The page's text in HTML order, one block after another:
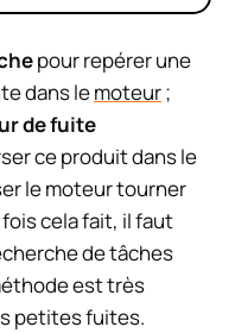
pour repérer une
dans lemoteur;
de fuite
ce produit dans le
le moteur tourner
cela fait, il faut
de tâches
est très
petites fuites.